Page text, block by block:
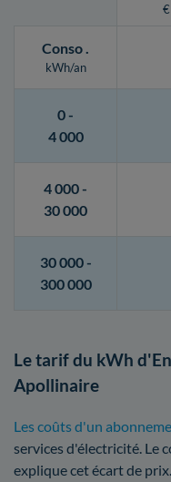
Conso.
kWh/an
0 -
4 000
4 000 -
30 000
30 000 -
300 000
Le tarif du kWh
Apollinaire
Les coûts d'un
services d'électricité. Le
explique cet écart de